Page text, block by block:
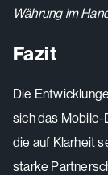
Währung im
Fazit
Die
sich das
die auf Klarheit
starke